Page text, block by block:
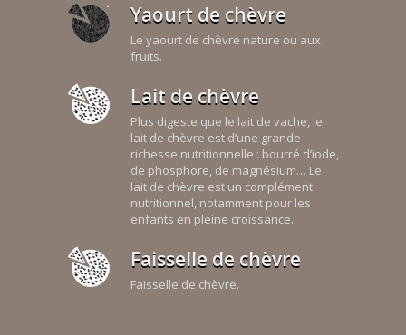
Yaourt de chèvre
Le yaourt de chèvre nature ou aux
fruits.
Lait de chèvre
Plus digeste que le lait de vache, le
lait de chèvre est d’une grande
richesse nutritionnelle : bourré d’iode,
de phosphore, de magnésium… Le
lait de chèvre est un complément
nutritionnel, notamment pour les
enfants en pleine croissance.
Faisselle de chèvre
Faisselle de chèvre.